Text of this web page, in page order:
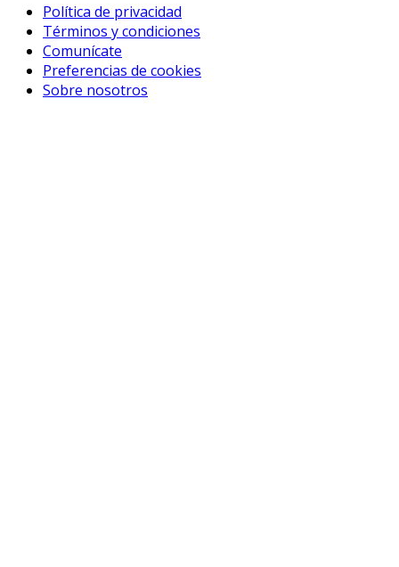
Política de privacidad
Términos y condiciones
Comunícate
Preferencias de cookies
Sobre nosotros